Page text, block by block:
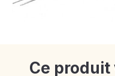
Ce produit